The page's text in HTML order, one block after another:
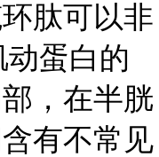
肽可以非
蛋白的
，在半胱
有不常见